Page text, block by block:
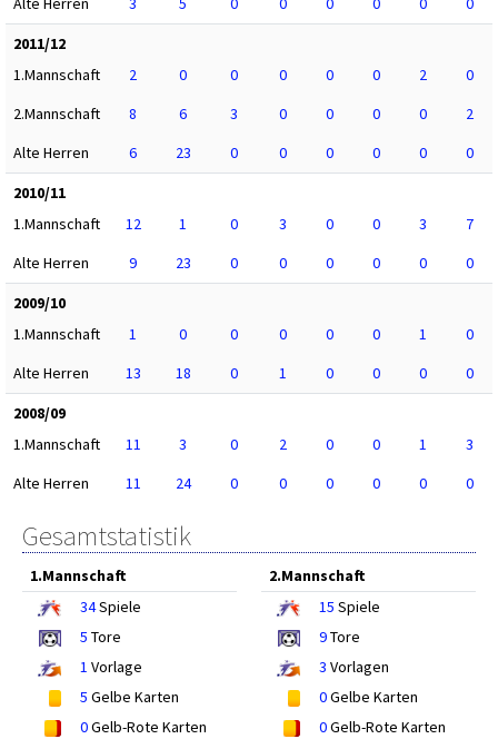
2011/12
1.Mannschaft
2 0 0 0 0 0 2
0
2.Mannschaft
8 6 3 0 0 0 0
2
Alte Herren
6 23 0 0 0 0 0
0
2010/11
1.Mannschaft
12 1 0 3 0 0 3
7
Alte Herren
9 23 0 0 0 0 0
0
2009/10
1.Mannschaft
1 0 0 0 0 0 1
0
Alte Herren
13 18 0 1 0 0 0
0
2008/09
1.Mannschaft
11 3 0 2 0 0 1
3
Alte Herren
11 24 0 0 0 0 0 0
Gesamtstatistik
1.Mannschaft
34Spiele
5 Tore
1 Vorlage
5 Gelbe Karten
0Gelb-Rote Karten
2.Mannschaft
15 Spiele
9Tore
3 Vorlagen
0Gelbe Karten
0Gelb-Rote Karten